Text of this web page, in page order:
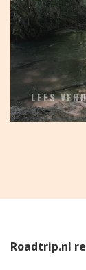
LEES
Roadtrip.nl